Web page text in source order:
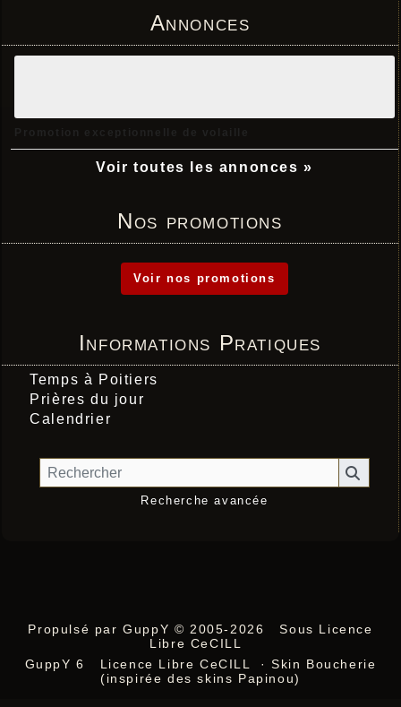
Annonces
Voir toutes les annonces »
Nos promotions
Voir nos promotions
Informations Pratiques
Temps à Poitiers
Prières du jour
Calendrier
Recherche avancée
Propulsé par GuppY © 2005-2026
Sous Licence
Libre CeCILL
GuppY 6
Licence Libre CeCILL
· Skin Boucherie
(inspirée des skins Papinou)